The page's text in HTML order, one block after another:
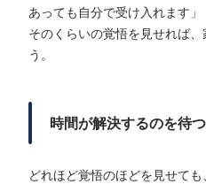
あっても自分で受け入れます」
そのくらいの覚悟を見せれば
う。
時間が解決するのを待つ
どれほど覚悟のほどを見せて